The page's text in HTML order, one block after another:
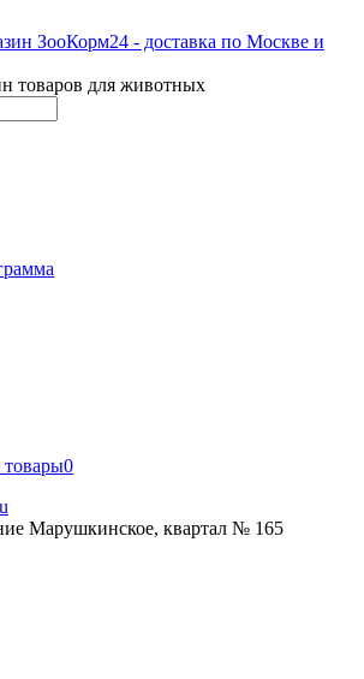
товаров для животных
0
Марушкинское, квартал № 165